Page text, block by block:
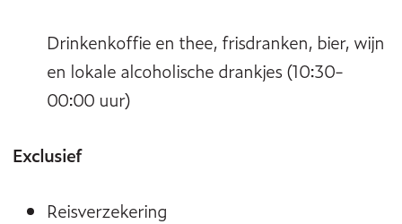
Drinkenkoffie en thee, frisdranken, bier, wijn
en lokale alcoholische drankjes (10:30-
00:00 uur)
Exclusief
Reisverzekering